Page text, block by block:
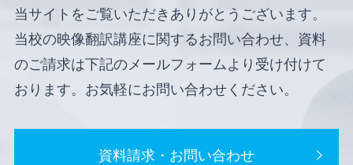
当サイトをご覧いただきありがとうございます。
当校の映像翻訳講座に関するお問い合わせ、資料
のご請求は下記のメールフォームより受け付けて
おります。お気軽にお問い合わせください。
資料請求・お問い合わせ